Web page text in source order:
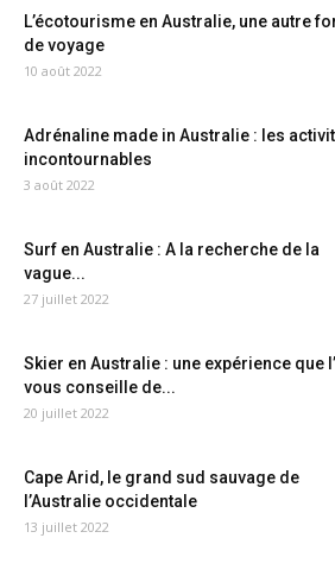
L’écotourisme en Australie, une autre
de voyage
10 août 2022
Adrénaline made in Australie : les
incontournables
3 août 2022
Surf en Australie : A la recherche de la
vague...
27 juillet 2022
Skier en Australie : une expérience que
vous conseille de...
20 juillet 2022
Cape Arid, le grand sud sauvage de
l’Australie occidentale
13 juillet 2022